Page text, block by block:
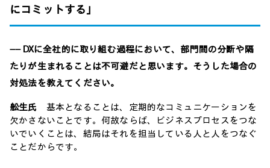
にコミットする」
―― DXに全社的に取り組む過程において、部門間の分断や隔
たりが生まれることは不可避だと思います。そうした場合の
対処法を教えてください。
舩生氏 基本となることは、定期的なコミュニケーションを
欠かさないことです。何故ならば、ビジネスプロセスをつな
いでいくことは、結局はそれを担当している人と人をつなぐ
ことだからです。